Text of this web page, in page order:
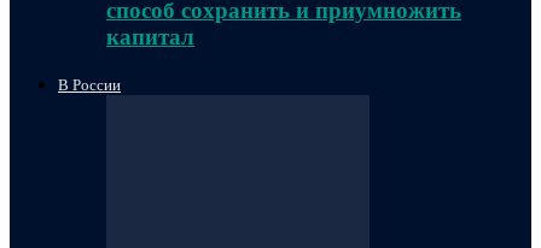
способ сохранить и приумножить
капитал
В России